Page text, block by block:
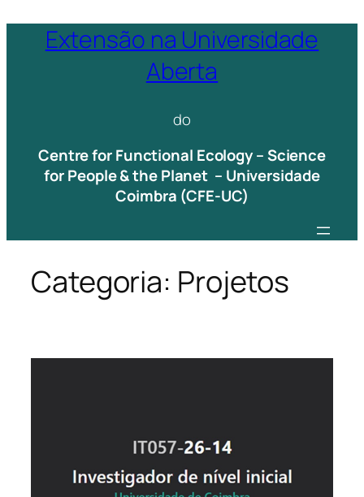
Extensão na Universidade
Aberta
do
Centre for Functional Ecology – Science
for People & the Planet – Universidade
Coimbra (CFE-UC)
Categoria: Projetos